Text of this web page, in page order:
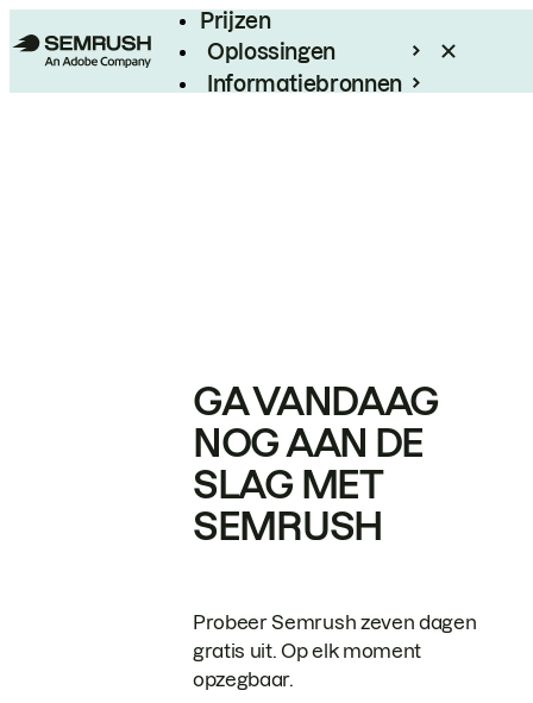
Prijzen
Oplossingen
Informatiebronnen
GA VANDAAG
NOG AAN DE
SLAG MET
SEMRUSH
Probeer Semrush zeven dagen
gratis uit. Op elk moment
opzegbaar.